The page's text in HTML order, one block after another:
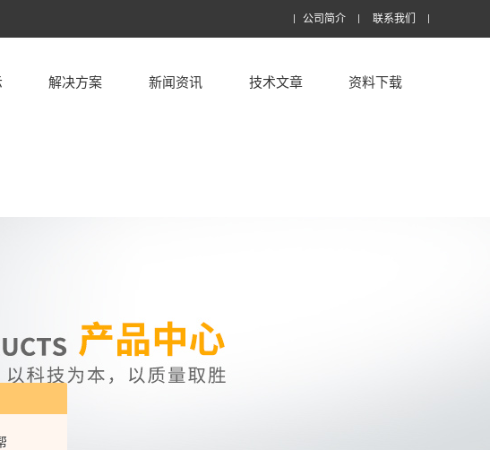
公司简介 联系我们
解决方案 新闻资讯 技术文章 资料下载